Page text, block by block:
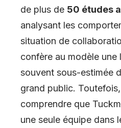
de plus de 50 études
analysant les
situation de
confère au modèle
souvent sous-estimée
grand public.
comprendre que
une seule équipe dans